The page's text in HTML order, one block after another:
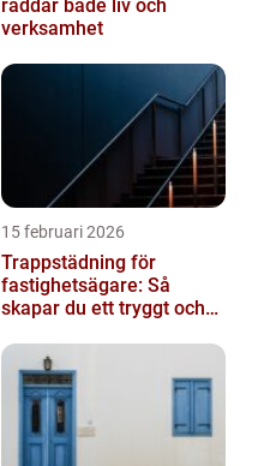
räddar både liv och
verksamhet
15 februari 2026
Trappstädning för
fastighetsägare: Så
skapar du ett tryggt och
Stockholm